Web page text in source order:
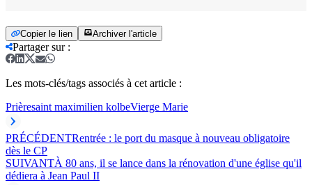
Copier le lien Archiver l'article
Partager sur:
Les mots-clés/tags associés à cet article :
Prièresaint maximilien kolbeVierge Marie
PRÉCÉDENTRentrée : le port du masque à nouveau obligatoire
dès le CP
SUIVANTÀ 80 ans, il se lance dans la rénovation d'une église qu'il
dédiera à Jean Paul II